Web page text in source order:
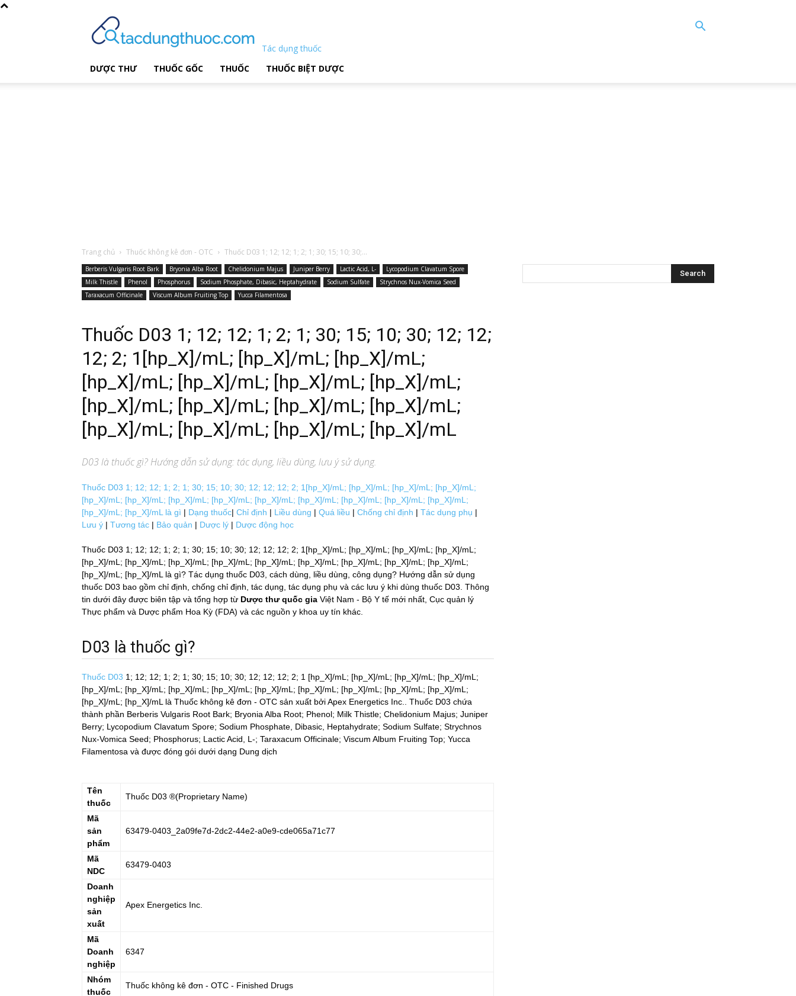
Tác dụng thuốc
DƯỢC THƯ
THUỐC GỐC THUỐC THUỐC BIỆT DƯỢC
Trang chủ Thuốc không kê đơn - OTC Thuốc D03 1; 12; 12; 1; 2; 1; 30; 15; 10; 30;...
Berberis Vulgaris Root Bark Bryonia Alba Root Chelidonium Majus Juniper Berry Lactic Acid, L-
Lycopodium Clavatum Spore
Milk Thistle
Phenol Phosphorus Sodium Phosphate, Dibasic, Heptahydrate Sodium Sulfate
Strychnos Nux-Vomica Seed
Taraxacum Officinale
Viscum Album Fruiting Top Yucca Filamentosa
Thuốc D03 1; 12; 12; 1; 2; 1; 30; 15; 10; 30; 12; 12;
12; 2; 1[hp_X]/mL; [hp_X]/mL; [hp_X]/mL;
[hp_X]/mL; [hp_X]/mL; [hp_X]/mL; [hp_X]/mL;
[hp_X]/mL; [hp_X]/mL; [hp_X]/mL; [hp_X]/mL;
[hp_X]/mL; [hp_X]/mL; [hp_X]/mL; [hp_X]/mL
D03là thuốc gì? Hướng dẫn sử dụng: tác dụng, liều dùng, lưu ý sử dụng.
Thuốc D03 1; 12; 12; 1; 2; 1; 30; 15; 10; 30; 12; 12; 12; 2; 1[hp_X]/mL; [hp_X]/mL; [hp_X]/mL; [hp_X]/mL;
[hp_X]/mL; [hp_X]/mL; [hp_X]/mL; [hp_X]/mL; [hp_X]/mL; [hp_X]/mL; [hp_X]/mL; [hp_X]/mL; [hp_X]/mL;
[hp_X]/mL; [hp_X]/mL là gì | Dạng thuốc| Chỉ định | Liều dùng | Quá liều | Chống chỉ định | Tác dụng phụ |
Lưu ý | Tương tác | Bảo quản | Dược lý | Dược động học
Thuốc D03 1; 12; 12; 1; 2; 1; 30; 15; 10; 30; 12; 12; 12; 2; 1[hp_X]/mL; [hp_X]/mL; [hp_X]/mL; [hp_X]/mL;
[hp_X]/mL; [hp_X]/mL; [hp_X]/mL; [hp_X]/mL; [hp_X]/mL; [hp_X]/mL; [hp_X]/mL; [hp_X]/mL; [hp_X]/mL;
[hp_X]/mL; [hp_X]/mL là gì? Tác dụng thuốc D03, cách dùng, liều dùng, công dụng? Hướng dẫn sử dụng
thuốc D03 bao gồm chỉ định, chống chỉ định, tác dụng, tác dụng phụ và các lưu ý khi dùng thuốc D03. Thông
tin dưới đây được biên tập và tổng hợp từ Dược thư quốc gia Việt Nam - Bộ Y tế mới nhất, Cục quản lý
Thực phẩm và Dược phẩm Hoa Kỳ (FDA) và các nguồn y khoa uy tín khác.
D03 là thuốc gì?
Thuốc D03 1; 12; 12; 1; 2; 1; 30; 15; 10; 30; 12; 12; 12; 2; 1 [hp_X]/mL; [hp_X]/mL; [hp_X]/mL; [hp_X]/mL;
[hp_X]/mL; [hp_X]/mL; [hp_X]/mL; [hp_X]/mL; [hp_X]/mL; [hp_X]/mL; [hp_X]/mL; [hp_X]/mL; [hp_X]/mL;
[hp_X]/mL; [hp_X]/mL là Thuốc không kê đơn - OTC sản xuất bởi Apex Energetics Inc.. Thuốc D03 chứa
thành phần Berberis Vulgaris Root Bark; Bryonia Alba Root; Phenol; Milk Thistle; Chelidonium Majus; Juniper
Berry; Lycopodium Clavatum Spore; Sodium Phosphate, Dibasic, Heptahydrate; Sodium Sulfate; Strychnos
Nux-Vomica Seed; Phosphorus; Lactic Acid, L-; Taraxacum Officinale; Viscum Album Fruiting Top; Yucca
Filamentosa và được đóng gói dưới dạng Dung dịch
Tên
thuốc
Thuốc D03 ®(Proprietary Name)
Mã
sản
phẩm
63479-0403_2a09fe7d-2dc2-44e2-a0e9-cde065a71c77
Mã
NDC
63479-0403
Doanh
nghiệp
sản
xuất
Apex Energetics Inc.
Mã
Doanh
nghiệp
6347
Nhóm
thuốc
Thuốc không kê đơn - OTC - Finished Drugs